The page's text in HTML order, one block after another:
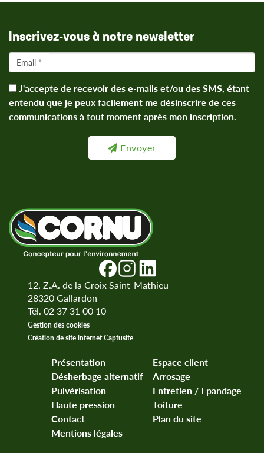
Inscrivez-vous à notre newsletter
Email *
J'accepte de recevoir des e-mails et/ou des SMS, étant
entendu que je peux facilement me désinscrire de ces
communications à tout moment après mon inscription.
Envoyer
12, Z.A. de la Croix Saint-Mathieu
28320Gallardon
Tél. 02 37 31 00 10
Gestion des cookies
Création de site internet Captusite
Présentation
Espace client
Désherbage alternatif
Arrosage
Pulvérisation
Entretien / Epandage
Haute pression
Toiture
Contact
Plan du site
Mentions légales